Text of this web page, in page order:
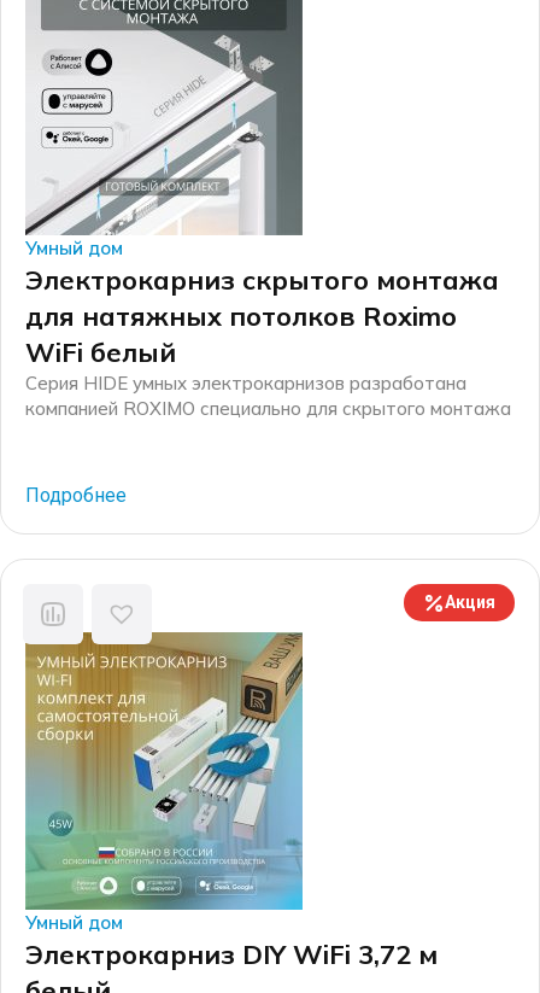
Умный дом
Электрокарниз скрытого монтажа
для натяжных потолков Roximo
WiFi белый
Серия HIDE умных электрокарнизов разработана
компанией ROXIMO специально для скрытого монтажа
профиль и заглушки для него, специальные редукторы
для электрокарниза узкого формата, соединители
профилей и крепежные элементы. В результате
электрокарниз вставляется в закладной профиль и
составляет одну плоскость с натяжным потолком.
Компания […]
Подробнее
Акция
Умный дом
Электрокарниз DIY WiFi 3,72 м